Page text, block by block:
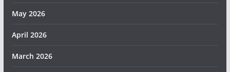
May 2026
April 2026
March 2026